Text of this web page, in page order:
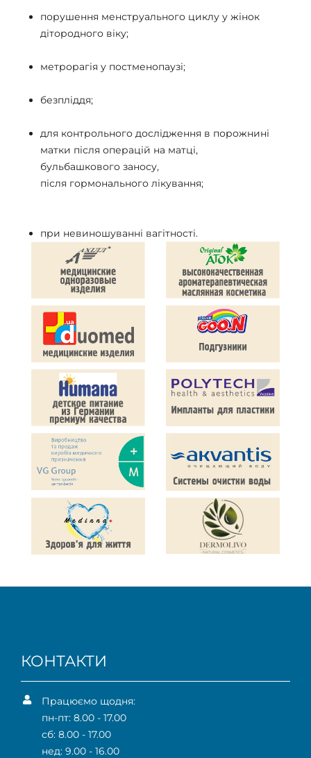
порушення менструального циклу у жінок
дітородного віку;
метрорагія у постменопаузі;
безпліддя;
для контрольного дослідження в порожнині
матки після операцій на матці,
бульбашкового заносу,
після гормонального лікування;
при невиношуванні вагітності.
КОНТАКТИ
Працюємо щодня:
пн-пт: 8.00 - 17.00
сб: 8.00 - 17.00
нед: 9.00 - 16.00